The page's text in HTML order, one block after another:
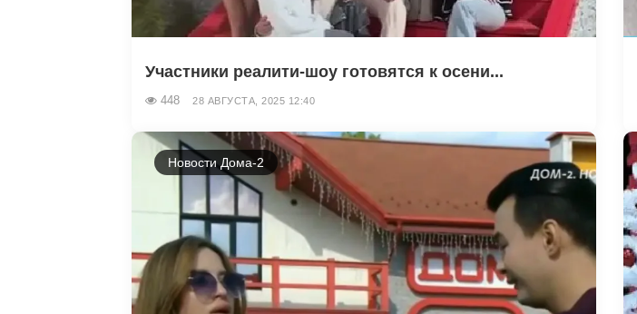
Участники реалити-шоу готовятся к осени...
448 28 АВГУСТА, 2025 12:40
Новости Дома-2